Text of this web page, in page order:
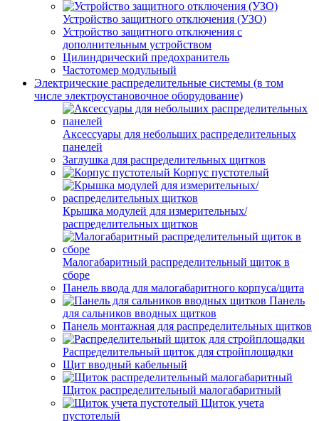
Устройство защитного отключения (УЗО)
Устройство защитного отключения с
дополнительным устройством
Цилиндрический предохранитель
Частотомер модульный
Электрические распределительные системы (в том
числе электроустановочное оборудование)
Аксессуары для небольших распределительных
панелей
Заглушка для распределительных щитков
Корпус пустотелый
Крышка модулей для измерительных/
распределительных щитков
Малогабаритный распределительный щиток в
сборе
Панель ввода для малогабаритного корпуса/щита
Панель
для сальников вводных щитков
Панель монтажная для распределительных щитков
Распределительный щиток для стройплощадки
Щит вводный кабельный
Щиток распределительный малогабаритный
Щиток учета
пустотелый